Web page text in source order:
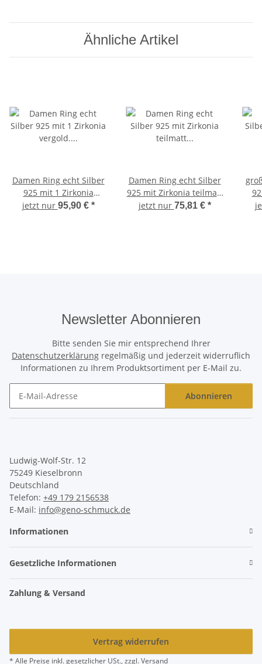
Ähnliche Artikel
Damen Ring echt Silber
925 mit 1 Zirkonia
vergold. Sterlingsilber
jetzt nur 95,90 € *
Damen Ring echt Silber
925 mit Zirkonia teilmatt
Sterlingsilber
jetzt nur 75,81 € *
Newsletter Abonnieren
Bitte senden Sie mir entsprechend Ihrer
Datenschutzerklärung regelmäßig und jederzeit widerruflich
Informationen zu Ihrem Produktsortiment per E-Mail zu.
Abonnieren
Ludwig-Wolf-Str. 12
75249 Kieselbronn
Deutschland
Telefon: +49 179 2156538
E-Mail: info@geno-schmuck.de
Informationen
Gesetzliche Informationen
Zahlung & Versand
Vertrag widerrufen
* Alle Preise inkl. gesetzlicher USt., zzgl.Versand